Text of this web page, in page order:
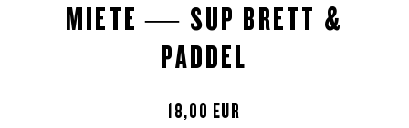
MIETE — SUP BRETT &
PADDEL
18,00 EUR